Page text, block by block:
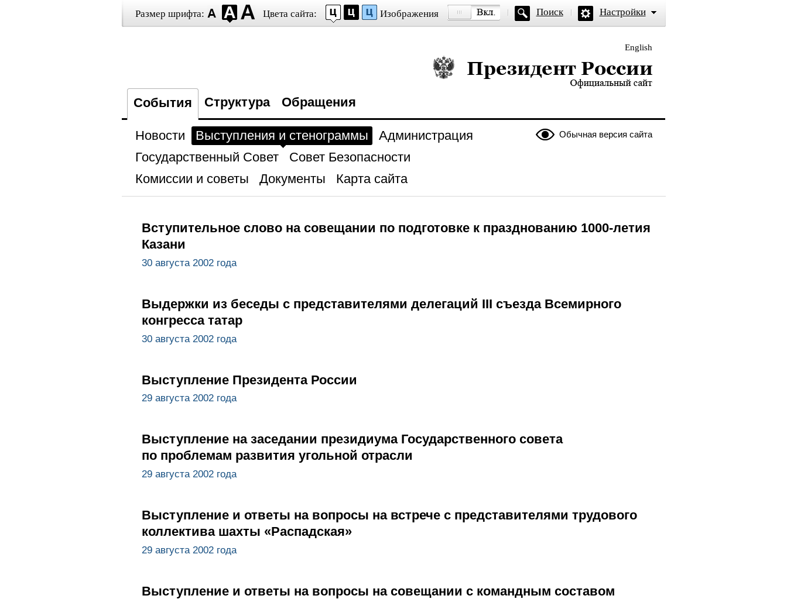
Размер шрифта: Цвета сайта: Изображения Поиск Настройки
English
Президент России — официальный сайт
События Структура Обращения
Обычная версия сайта
Новости Выступления и стенограммы
Администрация
Государственный Совет
Совет Безопасности
Комиссии и советы
Документы Карта сайта
Вступительное слово на совещании по подготовке к празднованию 1000-летия
Казани
30 августа 2002 года
Выдержки из беседы с представителями делегаций III съезда Всемирного
конгресса татар
30 августа 2002 года
Выступление Президента России
29 августа 2002 года
Выступление на заседании президиума Государственного совета
по проблемам развития угольной отрасли
29 августа 2002 года
Выступление и ответы на вопросы на встрече с представителями трудового
коллектива шахты «Распадская»
29 августа 2002 года
Выступление и ответы на вопросы на совещании с командным составом